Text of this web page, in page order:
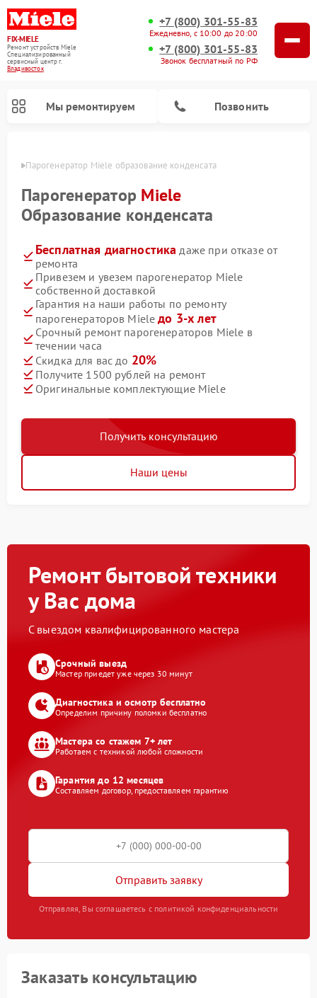
FIX-MIELE
Ремонт устройств Miele
Специализированный
cервисный центр г.
Владивосток
+7 (800) 301-55-83
Ежедневно, с 10:00 до 20:00
+7 (800) 301-55-83
Звонок бесплатный по РФ
Мы ремонтируем Позвонить
Парогенератор Miele образование конденсата
Парогенератор Miele
Образование конденсата
Бесплатная диагностика даже при отказе от
ремонта
Привезем и увезем парогенератор Miele
собственной доставкой
Гарантия на наши работы по ремонту
парогенераторов Mieleдо 3-х лет
Срочный ремонт парогенераторов Miele в
течении часа
Скидка для вас до 20%
Получите 1500 рублей на ремонт
Оригинальные комплектующие Miele
Получить консультацию
Наши цены
Ремонт бытовой техники
у Вас дома
С выездом квалифицированного мастера
Срочный выезд
Мастер приедет уже через 30 минут
Диагностика и осмотр бесплатно
Определим причину поломки бесплатно
Мастера со стажем 7+ лет
Работаем с техникой любой сложности
Гарантия до 12 месяцев
Составляем договор, предоставляем гарантию
Отправить заявку
Отправляя, Вы соглашаетесь с политикой конфиденциальности
Заказать консультацию